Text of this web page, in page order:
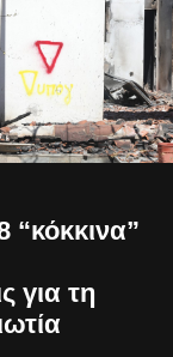
“κόκκινα”
για τη